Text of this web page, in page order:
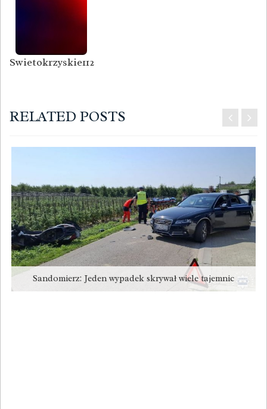
Swietokrzyskie112
RELATED POSTS
Sandomierz: Jeden wypadek skrywał wiele tajemnic